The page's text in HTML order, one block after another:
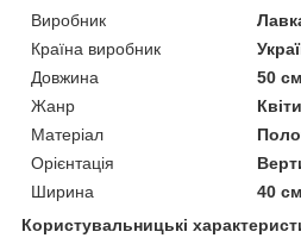
Виробник
Країна виробник
Довжина
50 см
Жанр
Квіти
Матеріал
Орієнтація
Ширина
40 см
Користувальницькі